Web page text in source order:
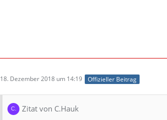
18. Dezember 2018 um 14:19 Offizieller Beitrag
Zitat von C.Hauk